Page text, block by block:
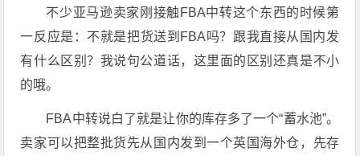
不少亚马逊卖家刚接触FBA中转这个东西的时候第
一反应是：不就是把货送到FBA吗？跟我直接从国内发
有什么区别？我说句公道话，这里面的 区别还真是不小
的哦。
FBA中转说白了就是让你的库存多了一个“蓄水池”。
卖家可以把整批货先从国内发到一个英国海外仓，先存